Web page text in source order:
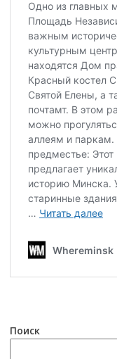
Поиск